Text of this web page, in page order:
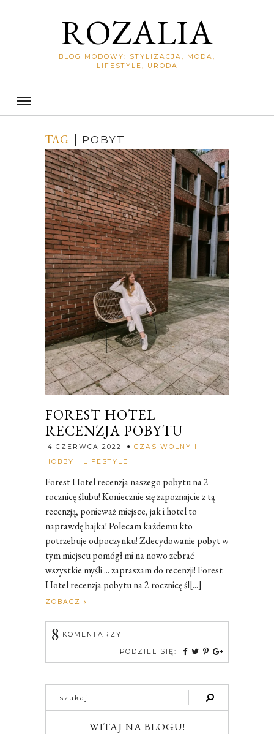
ROZALIA
BLOG MODOWY: STYLIZACJA, MODA,
LIFESTYLE, URODA
TAG POBYT
FOREST HOTEL
RECENZJA POBYTU
4 CZERWCA 2022
CZAS WOLNY I
HOBBY
| LIFESTYLE
Forest Hotel recenzja naszego pobytu na 2
rocznicę ślubu! Koniecznie się zapoznajcie z tą
recenzją, ponieważ miejsce, jak i hotel to
naprawdę bajka! Polecam każdemu kto
potrzebuje odpoczynku! Zdecydowanie pobyt w
tym miejscu pomógł mi na nowo zebrać
wszystkie myśli ... zapraszam do recenzji! Forest
Hotel recenzja pobytu na 2 rocznicę śl[...]
ZOBACZ
8 KOMENTARZY
PODZIEL SIĘ:
WITAJ NA BLOGU!